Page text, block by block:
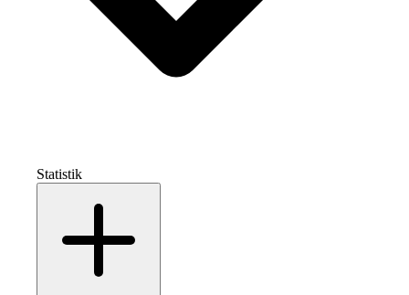
Statistik